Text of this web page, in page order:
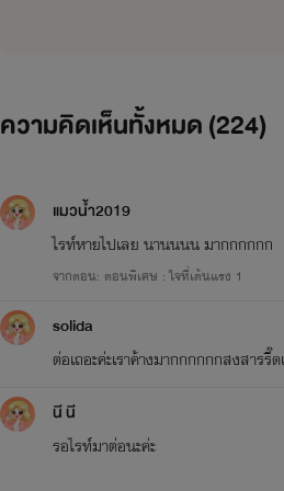
ความคิดเห็นทั้งหมด (224)
แมวน้ำ2019
ไรท์หายไปเลย นานนนน มากกกกกก
จากตอน: ตอนพิเศษ : ใจที่เต้นแรง 1
solida
ต่อเถอะค่ะเราค้างมากกกกกกสงสา
นี นี
รอไรท์มาต่อนะค่ะ